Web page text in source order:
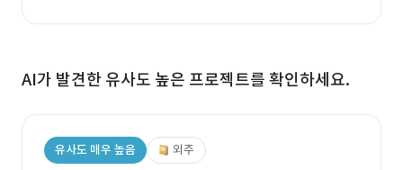
AI가 발견한 유사도 높은 프로젝트를 확인하세요.
유사도 매우 높음 외주